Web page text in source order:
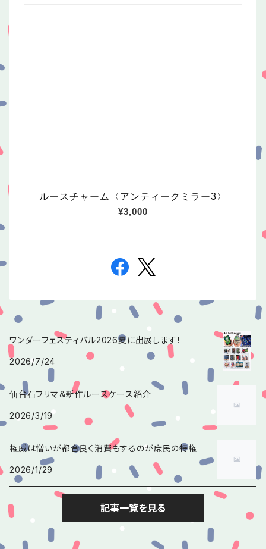
ワンダーフェスティバル2026夏に出展します！
2026/7/24
仙台石フリマ＆新作ルースケース紹介
2026/3/19
権威は憎いが都合良く消費もするのが庶民の特権
2026/1/29
記事一覧を見る